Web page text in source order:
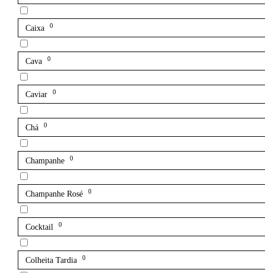
Caixa 0
Cava 0
Caviar 0
Chá 0
Champanhe 0
Champanhe Rosé 0
Cocktail 0
Colheita Tardia 0